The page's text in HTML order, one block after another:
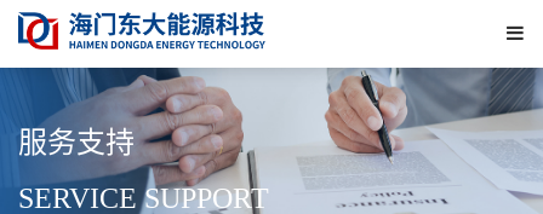
下
菜
单
服务支持
SERVICE SUPPORT